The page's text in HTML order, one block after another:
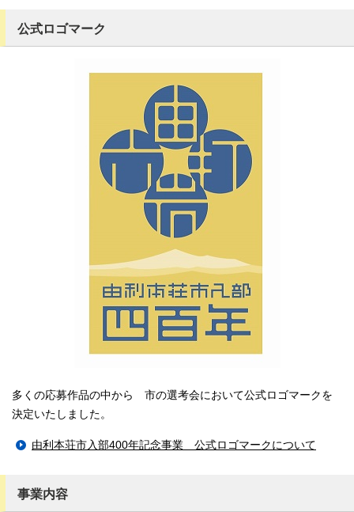
公式ロゴマーク
多くの応募作品の中から 市の選考会において公式ロゴマークを
決定いたしました。
由利本荘市入部400年記念事業 公式ロゴマークについて
事業内容